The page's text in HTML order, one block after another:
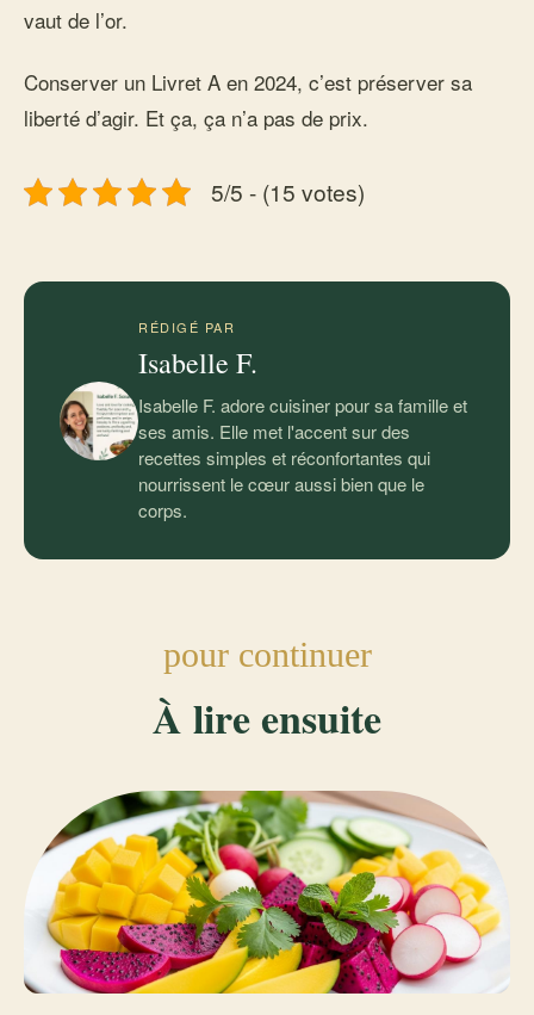
vaut de l’or.
Conserver un Livret A en 2024, c’est préserver sa
liberté d’agir. Et ça, ça n’a pas de prix.
5/5 - (15 votes)
RÉDIGÉ PAR
Isabelle F.
Isabelle F. adore cuisiner pour sa famille et
ses amis. Elle met l'accent sur des
recettes simples et réconfortantes qui
nourrissent le cœur aussi bien que le
corps.
pour continuer
À lire ensuite